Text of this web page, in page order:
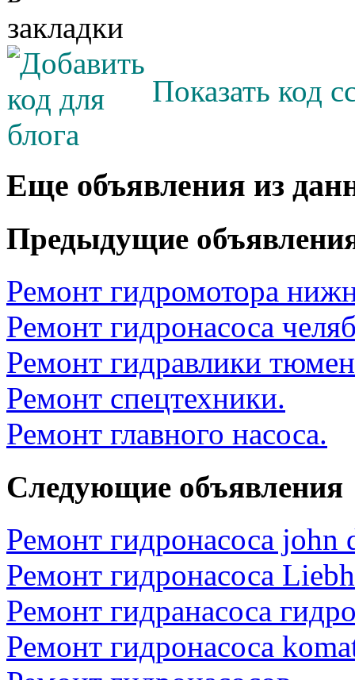
Показать код
Еще объявления из
Предыдущие
Ремонт гидромотора
Ремонт гидронасоса
Ремонт гидравлики
Ремонт спецтехники.
Ремонт главного насоса.
Следующие объявления
Ремонт гидронасоса john
Ремонт гидронасоса
Ремонт гидранасоса
Ремонт гидронасоса